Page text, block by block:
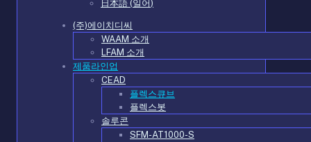
日本語 (일어)
(주)에이치디씨
WAAM 소개
LFAM 소개
제품라인업
CEAD
플렉스큐브
플렉스봇
솔루콘
SFM-AT1000-S